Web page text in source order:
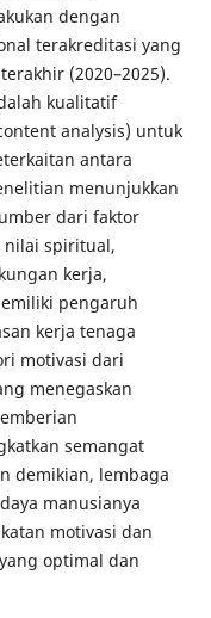
dengan
terakreditasi yang
(2020–2025).
kualitatif
analysis) untuk
antara
menunjukkan
dari faktor
nilai spiritual,
kerja,
pengaruh
kerja tenaga
motivasi dari
menegaskan
semangat
demikian, lembaga
manusianya
motivasi dan
optimal dan